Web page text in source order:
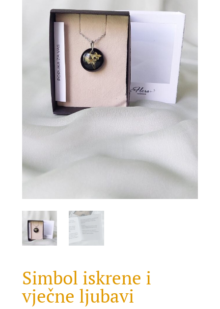
Simbol iskrene i
vječne ljubavi